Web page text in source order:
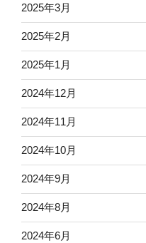
2025年3月
2025年2月
2025年1月
2024年12月
2024年11月
2024年10月
2024年9月
2024年8月
2024年6月